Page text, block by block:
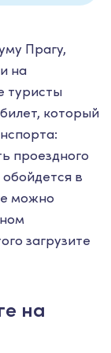
Прагу,
на
туристы
который
проездного
в
можно
загрузите
на